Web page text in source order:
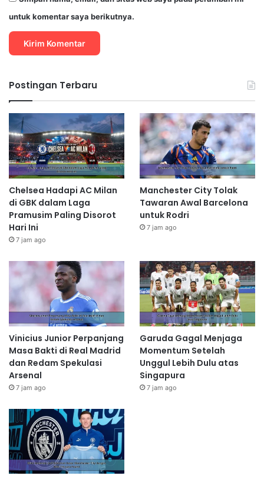
untuk komentar saya berikutnya.
Postingan Terbaru
Chelsea Hadapi AC Milan
di GBK dalam Laga
Pramusim Paling Disorot
Hari Ini
7 jam ago
Manchester City Tolak
Tawaran Awal Barcelona
untuk Rodri
7 jam ago
Vinicius Junior Perpanjang
Masa Bakti di Real Madrid
dan Redam Spekulasi
Arsenal
7 jam ago
Garuda Gagal Menjaga
Momentum Setelah
Unggul Lebih Dulu atas
Singapura
7 jam ago